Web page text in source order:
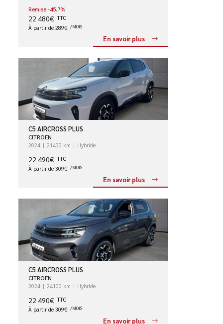
Remise -45.7%
22 480€ TTC
À partir de 289€ /MOIS
En savoir plus
C5 AIRCROSS PLUS
CITROEN
2024 21430 km Hybride
22 490€ TTC
À partir de 309€ /MOIS
En savoir plus
C5 AIRCROSS PLUS
CITROEN
2024 24100 km Hybride
22 490€ TTC
À partir de 309€ /MOIS
En savoir plus